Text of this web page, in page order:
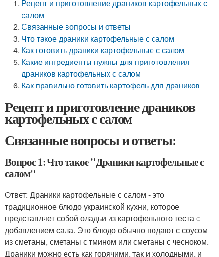
Рецепт и приготовление драников картофельных с
салом
Связанные вопросы и ответы
Что такое драники картофельные с салом
Как готовить драники картофельные с салом
Какие ингредиенты нужны для приготовления
драников картофельных с салом
Как правильно готовить картофель для драников
Рецепт и приготовление драников
картофельных с салом
Связанные вопросы и ответы:
Вопрос 1: Что такое "Драники картофельные с
салом"
Ответ: Драники картофельные с салом - это
традиционное блюдо украинской кухни, которое
представляет собой оладьи из картофельного теста с
добавлением сала. Это блюдо обычно подают с соусом
из сметаны, сметаны с тмином или сметаны с чесноком.
Драники можно есть как горячими, так и холодными, и